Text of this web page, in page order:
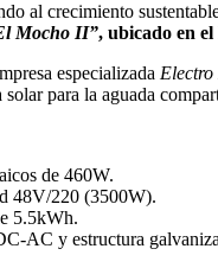
al crecimiento
Mocho II”, ubicado en
especializada Electro
solar para la aguada
de 460W.
48V/220 (3500W).
5.5kWh.
AC y estructura